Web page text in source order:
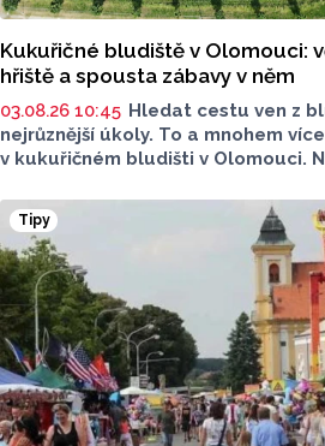
Kukuřičné bludiště v Olomouci:
hřiště a spousta zábavy v něm
03.08.26 10:45 Hledat cestu ven z
nejrůznější úkoly. To a mnohem
v kukuřičném bludišti v Olomouci.
úkolů, pohyb na čerstvém vzduchu
zábavy. To vše a mnohem víc na
hřiště.
Tipy